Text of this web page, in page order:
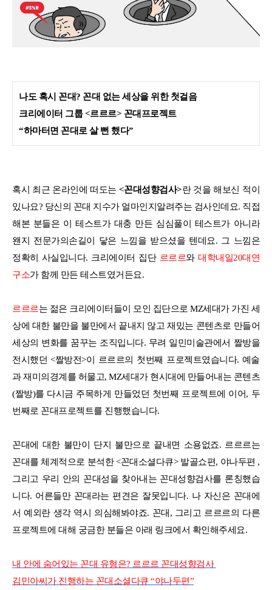
나도 혹시 꼰대? 꼰대 없는 세상을 위한 첫걸음
크리에이터 그룹 <르르르> 꼰대프로젝트
“하마터면 꼰대로 살 뻔 했다”
혹시 최근 온라인에 떠도는 <꼰대성향검사>란 것을 해보신 적이
있나요? 당신의 꼰대 지수가 얼마인지알려주는 검사인데요. 직접
해본 분들은 이 테스트가 대충 만든 심심풀이 테스트가 아니라
왠지 전문가의손길이 닿은 느낌을 받으셨을 텐데요. 그 느낌은
정확히 사실입니다. 크리에이터 집단 르르르와대학내일20대연
구소가 함께 만든 테스트였거든요.
르르르는 젊은 크리에이터들이 모인 집단으로 MZ세대가 가진 세
상에 대한 불만을 불만에서 끝내지 않고 재밌는 콘텐츠로 만들어
세상의 변화를 꿈꾸는 조직입니다. 무려 일민미술관에서 짤방을
전시했던 <짤방전>이 르르르의 첫번째 프로젝트였습니다. 예술
과 재미의경계를 허물고, MZ세대가 현시대에 만들어내는 콘텐츠
(짤방)를 다시금 주목하게 만들었던 첫번째 프로젝트에 이어, 두
번째로 꼰대프로젝트를 진행했습니다.
꼰대에 대한 불만이 단지 불만으로 끝내면 소용없죠. 르르르는
꼰대를 체계적으로 분석한 <꼰대소셜다큐> 발골쇼편, 야나두편 ,
그리고 우리 안의 꼰대성을 찾아내는 꼰대성향검사를 론칭했습
니다. 어른들만 꼰대라는 편견은 잘못입니다. 나 자신은 꼰대에
서 예외란 생각 역시 의심해봐야죠. 꼰대, 그리고 르르르의 다른
프로젝트에 대해 궁금한 분들은 아래 링크에서 확인해주세요.
내 안에 숨어있는 꼰대 유형은? 르르르 꼰대성향검사
김민아씨가 진행하는 꼰대소셜다큐 “야나두편”